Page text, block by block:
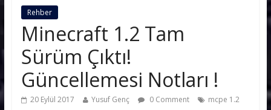
Rehber
Minecraft 1.2 Tam
Sürüm Çıktı!
Güncellemesi Notları !
20 Eylül 2017 Yusuf Genç 0 Comment
mcpe 1.2